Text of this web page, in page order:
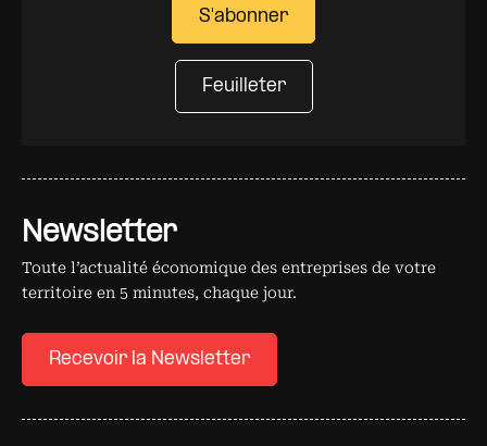
Newsletter
Toute l’actualité économique des entreprises de votre
territoire en 5 minutes, chaque jour.
Recevoir la Newsletter
S'abonner
Feuilleter